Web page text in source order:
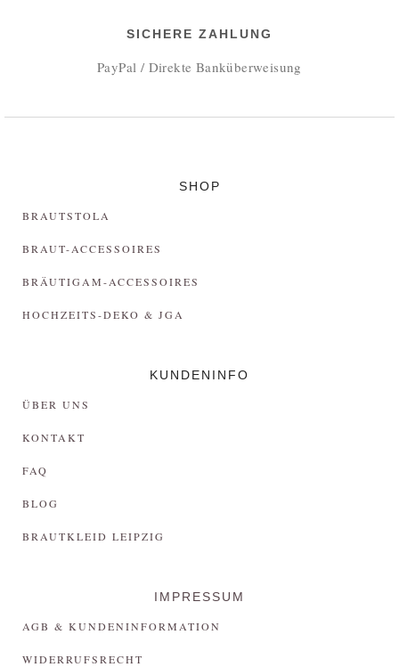
SICHERE ZAHLUNG
PayPal / Direkte Banküberweisung
SHOP
BRAUTSTOLA
BRAUT-ACCESSOIRES
BRÄUTIGAM-ACCESSOIRES
HOCHZEITS-DEKO & JGA
KUNDENINFO
ÜBER UNS
KONTAKT
FAQ
BLOG
BRAUTKLEID LEIPZIG
IMPRESSUM
AGB & KUNDENINFORMATION
WIDERRUFSRECHT